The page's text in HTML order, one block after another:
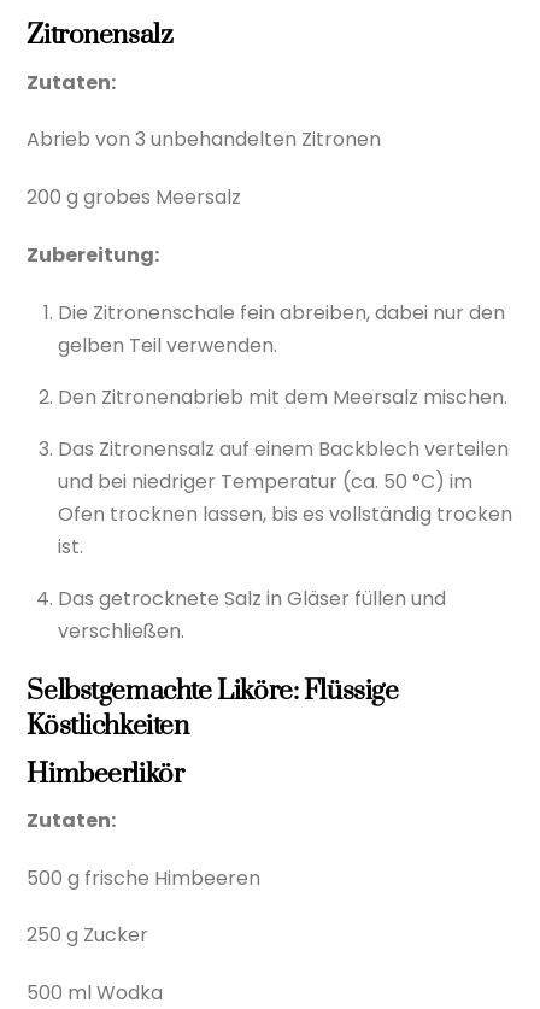
Zitronensalz
Zutaten:
Abrieb von 3 unbehandelten Zitronen
200 g grobes Meersalz
Zubereitung:
Die Zitronenschale fein abreiben, dabei nur den
gelben Teil verwenden.
Den Zitronenabrieb mit dem Meersalz mischen.
Das Zitronensalz auf einem Backblech verteilen
und bei niedriger Temperatur (ca. 50 °C) im
Ofen trocknen lassen, bis es vollständig trocken
ist.
Das getrocknete Salz in Gläser füllen und
verschließen.
Selbstgemachte Liköre: Flüssige
Köstlichkeiten
Himbeerlikör
Zutaten:
500 g frische Himbeeren
250 g Zucker
500 ml Wodka